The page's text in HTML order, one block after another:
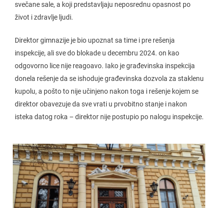
svečane sale, a koji predstavljaju neposrednu opasnost po
život i zdravlje ljudi.
Direktor gimnazije je bio upoznat sa time i pre rešenja
inspekcije, ali sve do blokade u decembru 2024. on kao
odgovorno lice nije reagoavo. Iako je građevinska inspekcija
donela rešenje da se ishoduje građevinska dozvola za staklenu
kupolu, a pošto to nije učinjeno nakon toga i rešenje kojem se
direktor obavezuje da sve vrati u prvobitno stanje i nakon
isteka datog roka – direktor nije postupio po nalogu inspekcije.